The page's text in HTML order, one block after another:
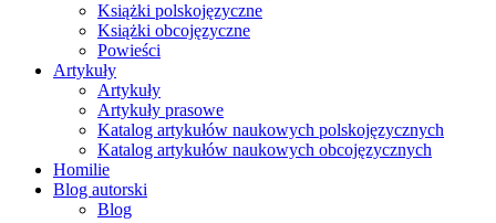
Książki polskojęzyczne
Książki obcojęzyczne
Powieści
Artykuły
Artykuły
Artykuły prasowe
Katalog artykułów naukowych polskojęzycznych
Katalog artykułów naukowych obcojęzycznych
Homilie
Blog autorski
Blog